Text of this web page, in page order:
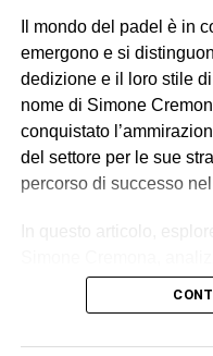
Inoltre, il World Padel
migliorare la
un circuito dedicato ai
portato a un aumento
contribuito a creare
aspiranti professionisti.
Il World Padel Tour non
ma anche un terreno
Il mondo del padel è in
emergono e si
dedizione e il loro stile
nome di Simone
conquistato
del settore per le sue
percorso di successo
strategie di gioco e i
del padel.